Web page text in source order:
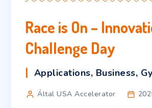
Race is On –
Challenge Day
Applications, Business,
Által USA Accelerator